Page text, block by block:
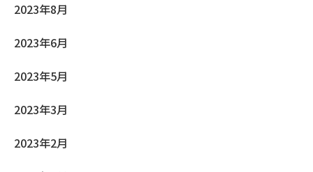
2023年8月
2023年6月
2023年5月
2023年3月
2023年2月